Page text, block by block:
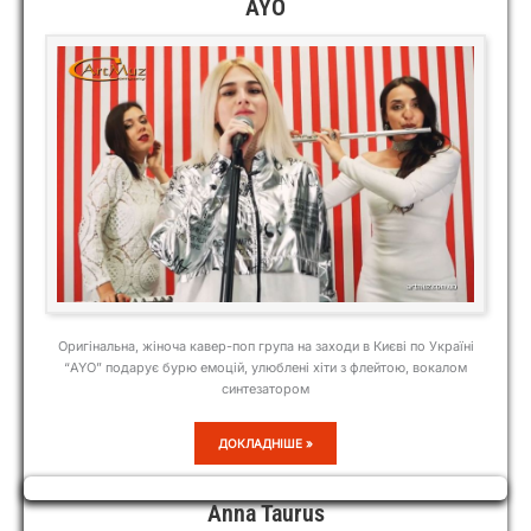
AYO
Оригінальна, жіноча кавер-поп група на заходи в Києві по Україні
“AYO” подарує бурю емоцій, улюблені хіти з флейтою, вокалом
синтезатором
AYO
ДОКЛАДНІШЕ »
Anna Taurus